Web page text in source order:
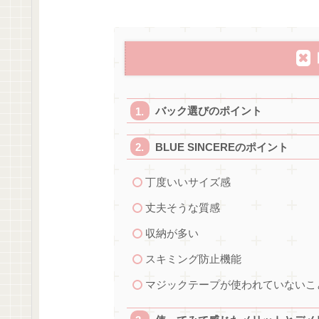
バック選びのポイント
BLUE SINCEREのポイント
丁度いいサイズ感
丈夫そうな質感
収納が多い
スキミング防止機能
マジックテープが使われていないこ